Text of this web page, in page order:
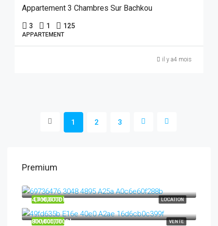
Appartement 3 Chambres Sur Bachkou
3 1 125
APPARTEMENT
il y a4 mois
1 2 3
Premium
LOCATION
EN VEDETTE
VENTE
EN VEDETTE
4,700,000Dh
800,000,000Dh